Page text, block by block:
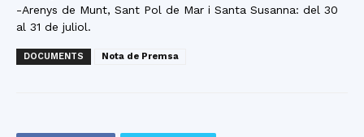
-Arenys de Munt, Sant Pol de Mar i Santa Susanna: del 30
al 31 de juliol.
DOCUMENTS Nota de Premsa